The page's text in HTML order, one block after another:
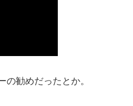
勧めだったとか。